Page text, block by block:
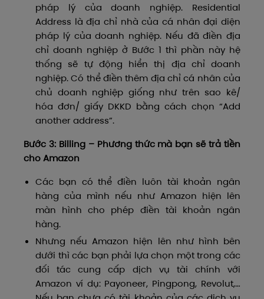
pháp lý của doanh nghiệp. Residential
Address là địa chỉ nhà của cá nhân đại diện
pháp lý của doanh nghiệp. Nếu đã điền địa
chỉ doanh nghiệp ở Bước 1 thì phần này hệ
thống sẽ tự động hiển thị địa chỉ doanh
nghiệp. Có thể điền thêm địa chỉ cá nhân của
chủ doanh nghiệp giống như trên sao kê/
hóa đơn/ giấy DKKD bằng cách chọn “Add
another address”.
Bước 3: Billing – Phương thức mà bạn sẽ trả tiền
cho Amazon
Các bạn có thể điền luôn tài khoản ngân
hàng của mình nếu như Amazon hiện lên
màn hình cho phép điền tài khoản ngân
hàng.
Nhưng nếu Amazon hiện lên như hình bên
dưới thì các bạn phải lựa chọn một trong các
đối tác cung cấp dịch vụ tài chính với
Amazon ví dụ: Payoneer, Pingpong, Revolut,…